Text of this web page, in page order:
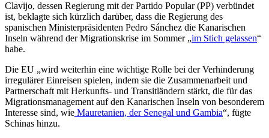
Clavijo, dessen Regierung mit der Partido Popular (PP) verbündet
ist, beklagte sich kürzlich darüber, dass die Regierung des
spanischen Ministerpräsidenten Pedro Sánchez die Kanarischen
Inseln während der Migrationskrise im Sommer „im Stich gelassen“
habe.
Die EU „wird weiterhin eine wichtige Rolle bei der Verhinderung
irregulärer Einreisen spielen, indem sie die Zusammenarbeit und
Partnerschaft mit Herkunfts- und Transitländern stärkt, die für das
Migrationsmanagement auf den Kanarischen Inseln von besonderem
Interesse sind, wie Mauretanien, der Senegal und Gambia“, fügte
Schinas hinzu.